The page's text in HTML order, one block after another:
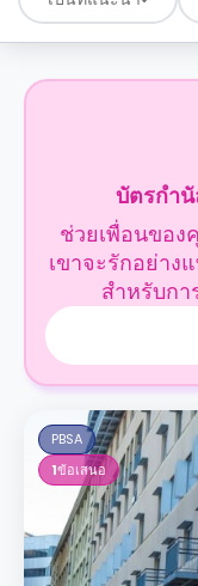
บัตรกำ
ช่วยเพื่อนขอ
เขาจะรักอย่าง
สำหรับกา
PBSA
1ข้อเสนอ